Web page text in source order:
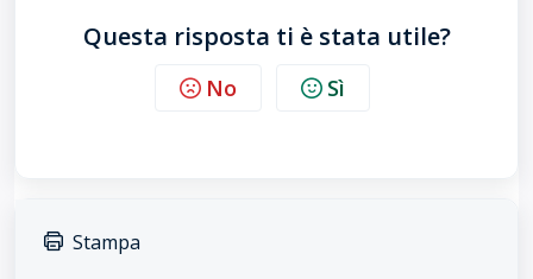
Questa risposta ti è stata utile?
No Sì
Stampa